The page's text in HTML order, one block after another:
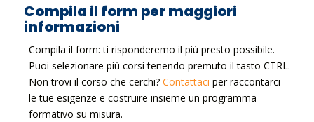
Compila il form per maggiori
informazioni
Compila il form: ti risponderemo il più presto possibile.
Puoi selezionare più corsi tenendo premuto il tasto CTRL.
Non trovi il corso che cerchi?Contattaci per raccontarci
le tue esigenze e costruire insieme un programma
formativo su misura.